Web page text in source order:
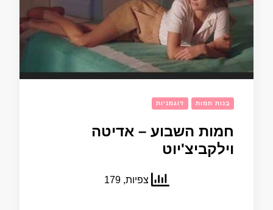
בנות חמות דוגמניות
חמות השבוע – אדיטה
וילקביצ'יוט
צפיות, 179